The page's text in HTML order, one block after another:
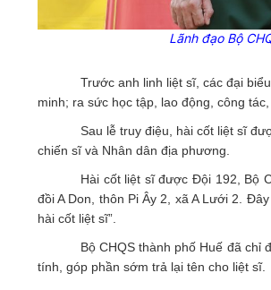
Lãnh đạo Bộ
Trước anh linh liệt sĩ, các đại
minh; ra sức học tập, lao động, công
Sau lễ truy điệu, hài cốt liệt sĩ
chiến sĩ và Nhân dân địa phương.
Hài cốt liệt sĩ được Đội 192, Bộ
đồi A Don, thôn Pi Ây 2, xã A Lưới 2.
hài cốt liệt sĩ”.
Bộ CHQS thành phố Huế đã chỉ
tính, góp phần sớm trả lại tên cho liệt sĩ.